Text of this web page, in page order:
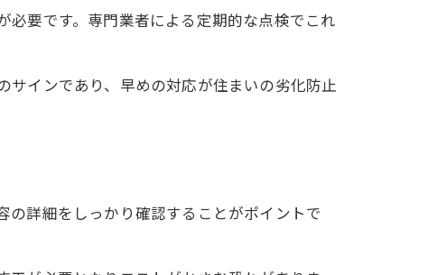
要です。専門業者による定期的な点検でこれ
インであり、早めの対応が住まいの劣化防止
詳細をしっかり確認することがポイントで